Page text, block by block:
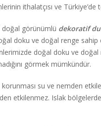
ithalatçısı ve Türkiye’de
doğal görünümlü dekoratif
doku ve doğal renge sahip
doğal doku ve doğal
görmek mümkündür.
su ve nemden
etkilenmez. Islak